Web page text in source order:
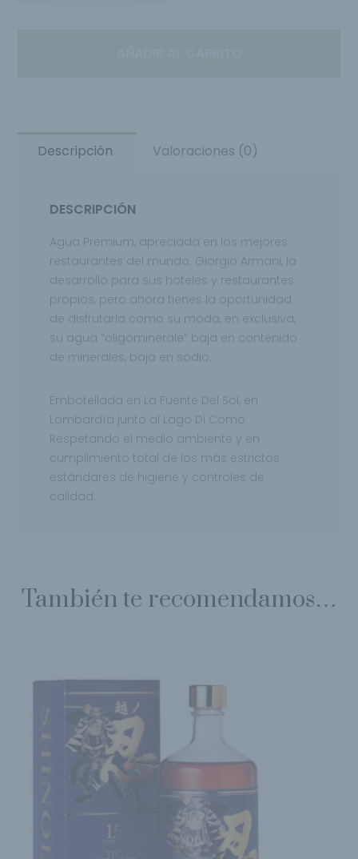
Descripción Valoraciones (0)
DESCRIPCIÓN
Agua Premium, apreciada en los mejores
restaurantes del mundo. Giorgio Armani, la
desarrollo para sus hoteles y restaurantes
propios, pero ahora tienes la oportunidad
de disfrutarla como su moda, en exclusiva,
su agua “oligominerale” baja en contenido
de minerales, baja en sodio.
Embotellada en La Fuente Del Sol, en
Lombardía junto al Lago Di Como.
Respetando el medio ambiente y en
cumplimiento total de los más estrictos
estándares de higiene y controles de
calidad.
También te recomendamos…